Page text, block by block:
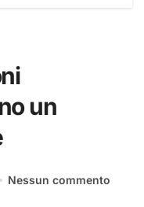
un
Nessun commento